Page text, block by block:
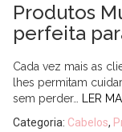
Produtos
perfeita
Cada vez mais as
lhes permitam
sem perder…
LER
Categoria: Cabelos,